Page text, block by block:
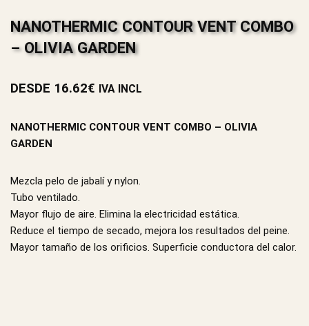
NANOTHERMIC CONTOUR VENT COMBO
– OLIVIA GARDEN
DESDE 16.62€ IVA INCL
NANOTHERMIC CONTOUR VENT COMBO – OLIVIA
GARDEN
Mezcla pelo de jabalí y nylon.
Tubo ventilado.
Mayor flujo de aire. Elimina la electricidad estática.
Reduce el tiempo de secado, mejora los resultados del peine.
Mayor tamaño de los orificios. Superficie conductora del calor.